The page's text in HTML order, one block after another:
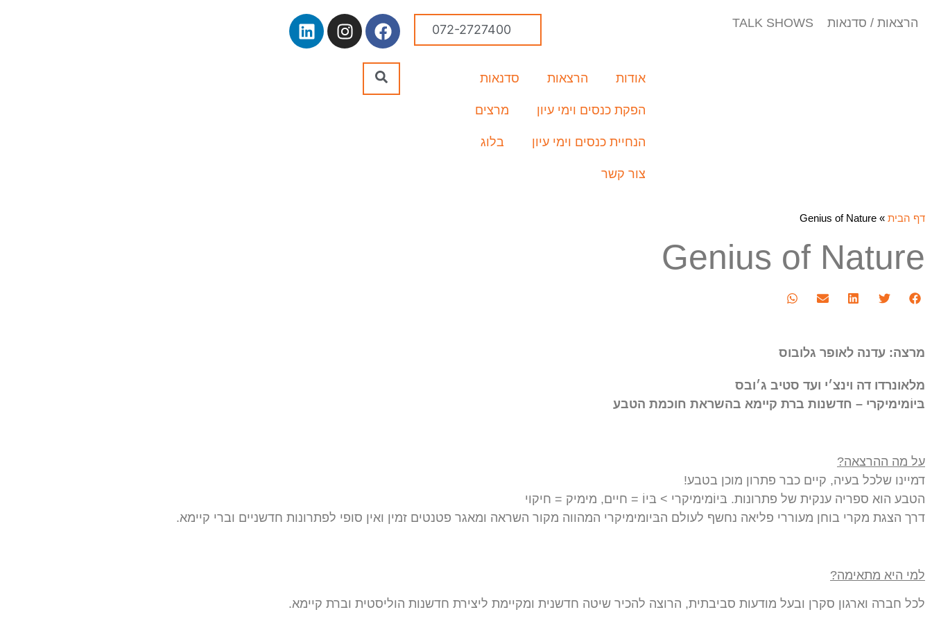
הרצאות / סדנאות TALK SHOWS 072-2727400
אודות הרצאות סדנאות
הפקת כנסים וימי עיון מרצים
הנחיית כנסים וימי עיון בלוג
צור קשר
דף הבית »
Genius of Nature
Genius of Nature
מרצה: עדנה לאופר גלובוס
מלאונרדו דה וינצ׳י ועד סטיב ג׳ובס
בּיוֹמימיקרי – חדשנות ברת קיימא בהשראת חוכמת הטבע
על מה ההרצאה?
דמיינו שלכל בעיה, קיים כבר פתרון מוכן בטבע!
הטבע הוא ספריה ענקית של פתרונות. בּיוֹמימיקרי > בּיוֹ = חיים, מימיק = חיקוי
דרך הצגת מקרי בוחן מעוררי פליאה נחשף לעולם הבּיומימיקרי המהווה מקור השראה ומאגר פטנטים זמין ואין סופי לפתרונות חדשניים וברי קיימא.
למי היא מתאימה?
לכל חברה וארגון סקרן ובעל מודעות סביבתית, הרוצה להכיר שיטה חדשנית ומקיימת ליצירת חדשנות הוליסטית וברת קיימא.